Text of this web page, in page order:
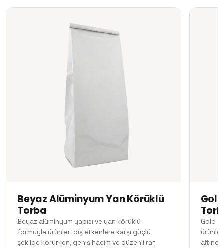
Beyaz Alüminyum Yan Körüklü
Torba
Beyaz alüminyum yapısı ve yan körüklü
formuyla ürünleri dış etkenlere karşı güçlü
şekilde korurken, geniş hacim ve düzenli raf
Gold